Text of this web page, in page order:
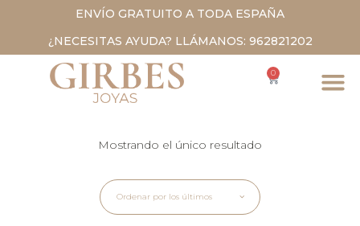
ENVÍO GRATUITO A TODA ESPAÑA
¿NECESITAS AYUDA? LLÁMANOS: 962821202
0
Mostrando el único resultado
Ordenar por los últimos